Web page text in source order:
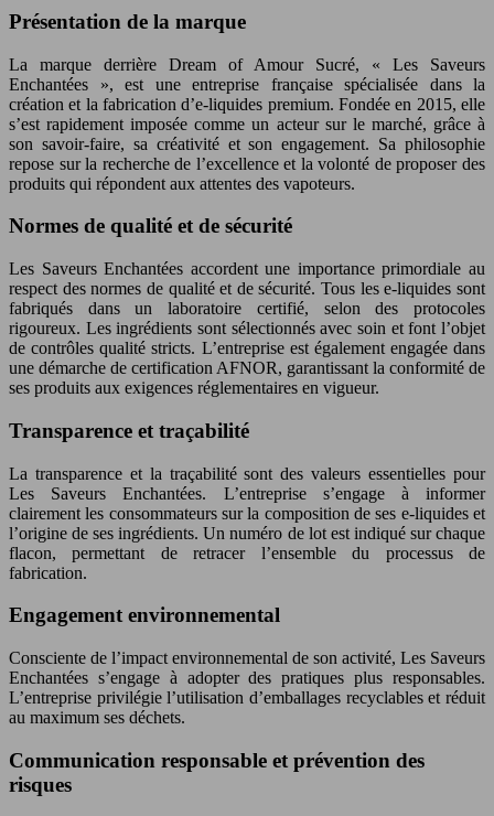
Présentation de la marque
La marque derrière Dream of Amour Sucré, « Les Saveurs
Enchantées », est une entreprise française spécialisée dans la
création et la fabrication d’e-liquides premium. Fondée en 2015, elle
s’est rapidement imposée comme un acteur sur le marché, grâce à
son savoir-faire, sa créativité et son engagement. Sa philosophie
repose sur la recherche de l’excellence et la volonté de proposer des
produits qui répondent aux attentes des vapoteurs.
Normes de qualité et de sécurité
Les Saveurs Enchantées accordent une importance primordiale au
respect des normes de qualité et de sécurité. Tous les e-liquides sont
fabriqués dans un laboratoire certifié, selon des protocoles
rigoureux. Les ingrédients sont sélectionnés avec soin et font l’objet
de contrôles qualité stricts. L’entreprise est également engagée dans
une démarche de certification AFNOR, garantissant la conformité de
ses produits aux exigences réglementaires en vigueur.
Transparence et traçabilité
La transparence et la traçabilité sont des valeurs essentielles pour
Les Saveurs Enchantées. L’entreprise s’engage à informer
clairement les consommateurs sur la composition de ses e-liquides et
l’origine de ses ingrédients. Un numéro de lot est indiqué sur chaque
flacon, permettant de retracer l’ensemble du processus de
fabrication.
Engagement environnemental
Consciente de l’impact environnemental de son activité, Les Saveurs
Enchantées s’engage à adopter des pratiques plus responsables.
L’entreprise privilégie l’utilisation d’emballages recyclables et réduit
au maximum ses déchets.
Communication responsable et prévention des
risques